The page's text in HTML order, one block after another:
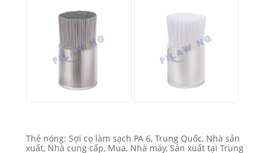
Thẻ nóng: Sợi cọ làm sạch PA 6, Trung Quốc, Nhà sản
xuất, Nhà cung cấp, Mua, Nhà máy, Sản xuất tại Trung